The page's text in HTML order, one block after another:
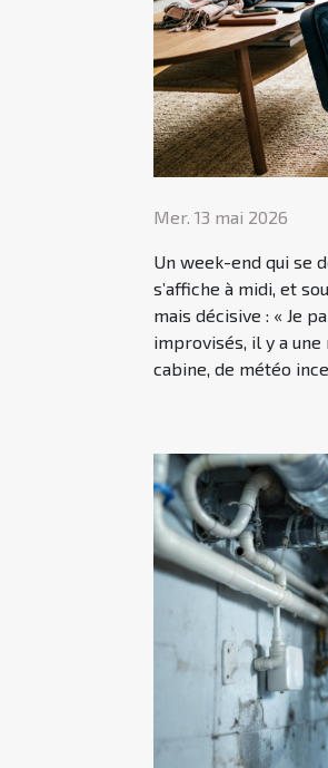
Mer. 13 mai 2026
Un week-end qui se
s’affiche à midi, et
mais décisive : « Je
improvisés, il y a
cabine, de météo